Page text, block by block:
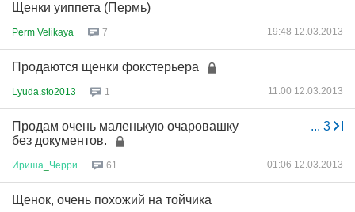
Щенки уиппета (Пермь)
Perm Velikaya 7 19:48 12.03.2013
Продаются щенки фокстерьера
Lyuda.sto2013 1 11:00 12.03.2013
... 3
Продам очень маленькую очаровашку
без документов.
Ириша Черри 61 01:06 12.03.2013
Щенок, очень похожий на тойчика